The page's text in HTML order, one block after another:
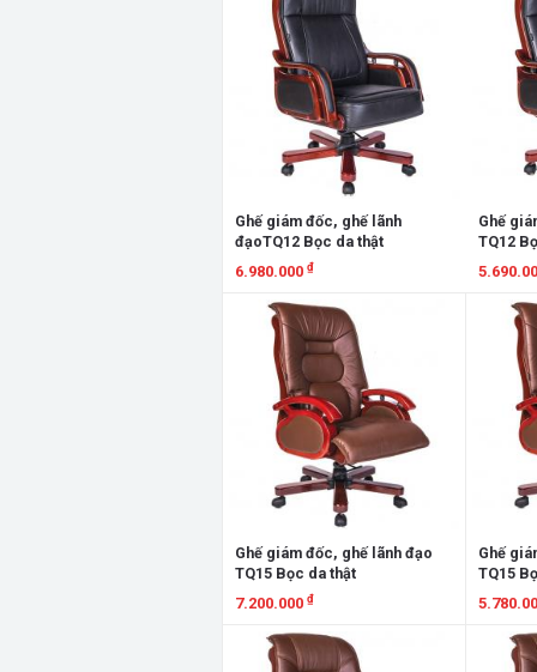
Ghế giám đốc, ghế lãnh
đạoTQ12 Bọc da thật
6.980.000 ₫
Xem chi tiết
Ghế
TQ12
Xem
Ghế giám đốc, ghế lãnh đạo
TQ15 Bọc da thật
7.200.000 ₫
Xem chi tiết
Ghế
TQ15
Xem